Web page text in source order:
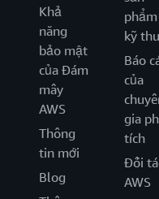
Khả
năng
bảo mật
của Đám
mây
AWS
Thông
tin mới
Blog
kỹ
Báo
của
gia
tích
Đối
AWS